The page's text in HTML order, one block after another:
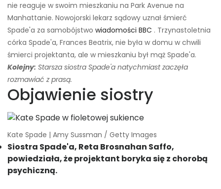
nie reaguje w swoim mieszkaniu na Park Avenue na
Manhattanie. Nowojorski lekarz sądowy uznał śmierć
Spade'a za samobójstwo wiadomości BBC . Trzynastoletnia
córka Spade'a, Frances Beatrix, nie była w domu w chwili
śmierci projektanta, ale w mieszkaniu był mąż Spade'a.
Kolejny: Starsza siostra Spade'a natychmiast zaczęła
rozmawiać z prasą.
Objawienie siostry
Kate Spade | Amy Sussman / Getty Images
Siostra Spade'a, Reta Brosnahan Saffo,
powiedziała, że ​​projektant boryka się z chorobą
psychiczną.